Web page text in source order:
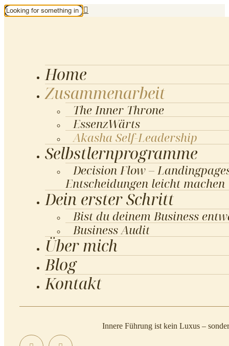
Home
Zusammenarbeit
The Inner Throne
EssenzWärts
Akasha Self-Leadership
Selbstlernprogramme
Decision Flow –
Entscheidungen leicht machen
Dein erster Schritt
Bist du deinem Business
Business Audit
Über mich
Blog
Kontakt
Innere Führung ist kein Luxus –